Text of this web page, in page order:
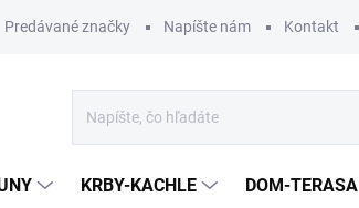
Predávané značky Napíšte nám Kontakt
KRBY-KACHLE DOM-TERASA